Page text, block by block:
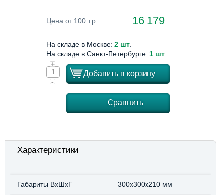
Цена от 100 т.р 16 179
На складе в Москве: 2 шт
На складе в Санкт-Петербурге: 1 шт
+
-
Добавить в корзину
Сравнить
Характеристики
Габариты ВхШхГ 300x300x210 мм